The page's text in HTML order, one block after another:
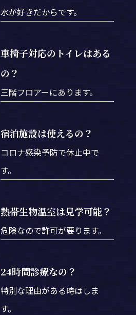
水が好きだからです。
車椅子対応のトイレはある
の？
三階フロアーにあります。
宿泊施設は使えるの？
コロナ感染予防で休止中で
す。
熱帯生物温室は見学可能？
危険なので許可が要ります。
24時間診療なの？
特別な理由がある時はしま
す。